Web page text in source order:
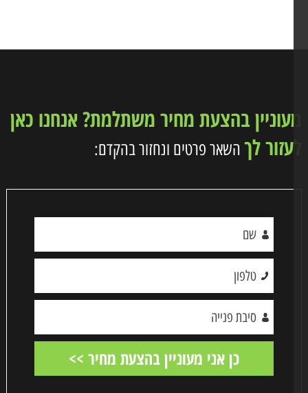
בהצעת מחיר משתלמת? אנחנו כאן
לךהשאר פרטים ונחזור בהקדם: